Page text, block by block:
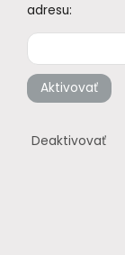
adresu:
Aktivovať
Deaktivovať